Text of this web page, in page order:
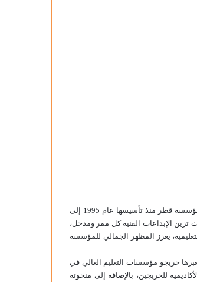
في حديثه عن استلهام فكرة هذا العمل الفني، قال سعادة الشيخ حسن: “يجسد العزم رحلة مؤسسة قطر منذ تأسيسها عام 1995 إلى
تزين الإبداعات الفنية كل ممر ومدخل،
يعزز المظهر الجمالي للمؤسسة
خريجو مؤسسات التعليم العالي في
للخريجين، بالإضافة إلى منحوتة